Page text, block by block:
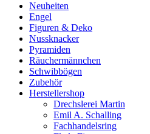
Neuheiten
Engel
Figuren & Deko
Nussknacker
Pyramiden
Räuchermännchen
Schwibbögen
Zubehör
Herstellershop
Drechslerei Martin
Emil A. Schalling
Fachhandelsring